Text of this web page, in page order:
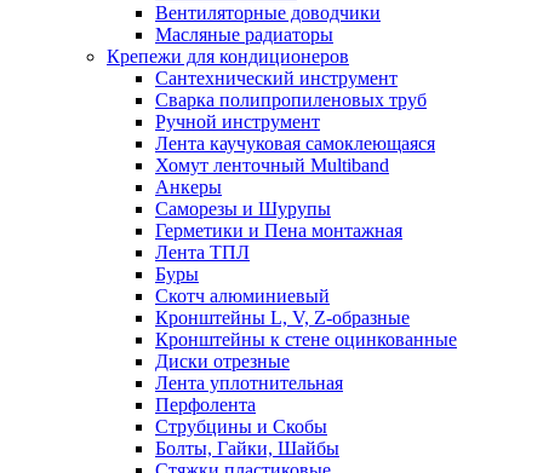
Вентиляторные доводчики
Масляные радиаторы
Крепежи для кондиционеров
Сантехнический инструмент
Сварка полипропиленовых труб
Ручной инструмент
Лента каучуковая самоклеющаяся
Хомут ленточный Multiband
Анкеры
Саморезы и Шурупы
Герметики и Пена монтажная
Лента ТПЛ
Буры
Скотч алюминиевый
Кронштейны L, V, Z-образные
Кронштейны к стене оцинкованные
Диски отрезные
Лента уплотнительная
Перфолента
Струбцины и Скобы
Болты, Гайки, Шайбы